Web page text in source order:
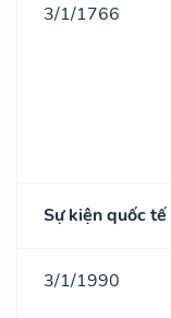
3/1/1766
Sự kiện quốc tế
3/1/1990